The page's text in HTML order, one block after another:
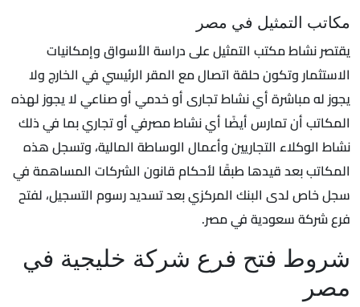
مكاتب التمثيل في مصر
يقتصر نشاط مكتب التمثيل على دراسة الأسواق وإمكانيات
الاستثمار وتكون حلقة اتصال مع المقر الرئيسي في الخارج ولا
يجوز له مباشرة أي نشاط تجارى أو خدمي أو صناعي لا يجوز لهذه
المكاتب أن تمارس أيضًا أي نشاط مصرفي أو تجاري بما في ذلك
نشاط الوكلاء التجاريين وأعمال الوساطة المالية، وتسجل هذه
المكاتب بعد قيدها طبقًا لأحكام قانون الشركات المساهمة في
سجل خاص لدى البنك المركزي بعد تسديد رسوم التسجيل، لفتح
فرع شركة سعودية في مصر.
شروط فتح فرع شركة خليجية في
مصر